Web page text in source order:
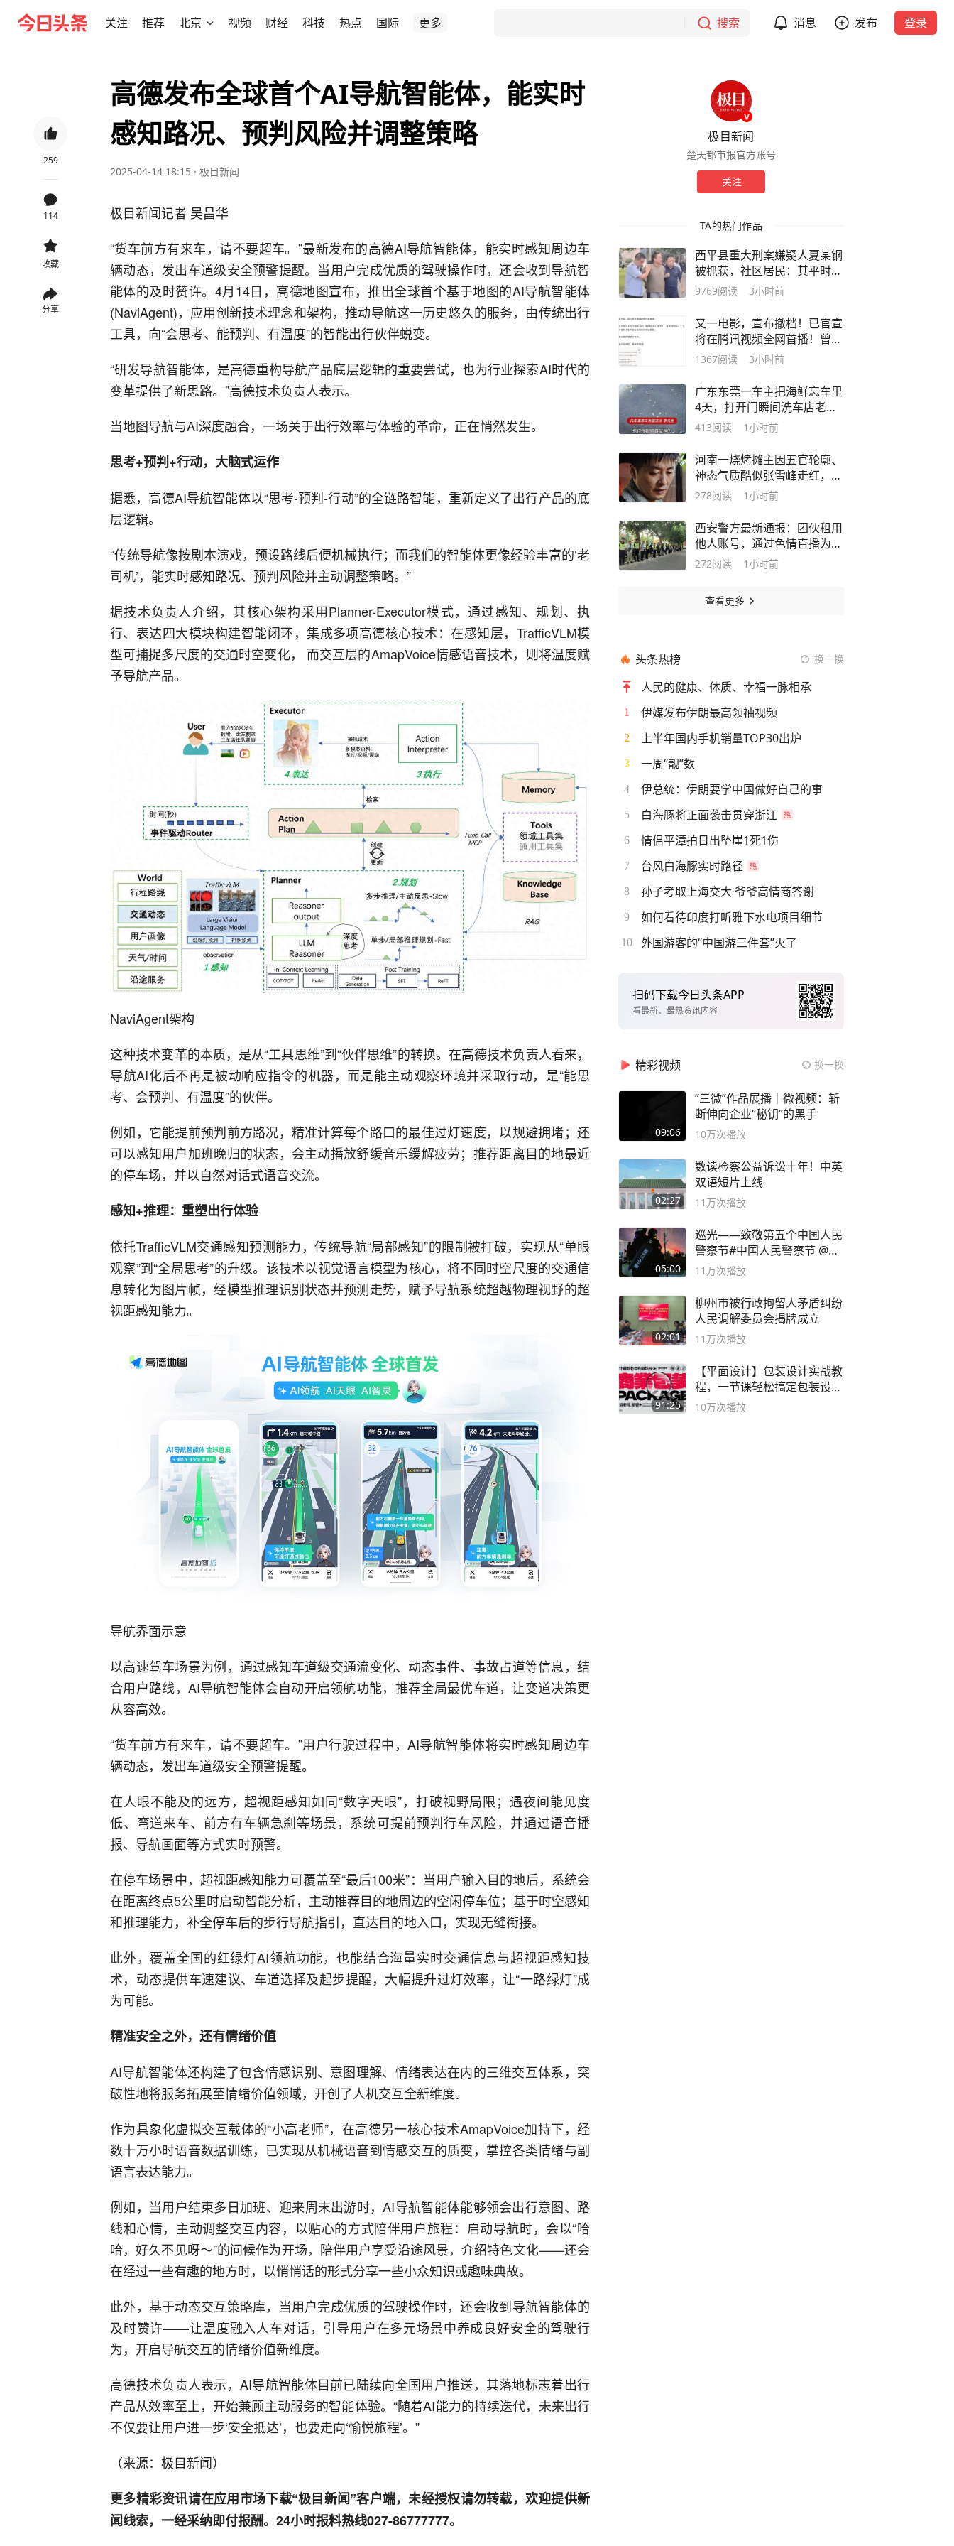
关注 推荐 北京 视频 财经 科技 热点 国际 更多 搜索 消息 发布 登录
259
114
收藏
分享
高德发布全球首个AI导航智能体，能实时
感知路况、预判风险并调整策略
2025-04-14 18:15 · 极目新闻
极目新闻记者 吴昌华
“货车前方有来车，请不要超车。”最新发布的高德AI导航智能体，能实时感知周边车
辆动态，发出车道级安全预警提醒。当用户完成优质的驾驶操作时，还会收到导航智
能体的及时赞许。4月14日，高德地图宣布，推出全球首个基于地图的AI导航智能体
(NaviAgent)，应用创新技术理念和架构，推动导航这一历史悠久的服务，由传统出行
工具，向“会思考、能预判、有温度”的智能出行伙伴蜕变。
“研发导航智能体，是高德重构导航产品底层逻辑的重要尝试，也为行业探索AI时代的
变革提供了新思路。”高德技术负责人表示。
当地图导航与AI深度融合，一场关于出行效率与体验的革命，正在悄然发生。
思考+预判+行动，大脑式运作
据悉，高德AI导航智能体以“思考-预判-行动”的全链路智能，重新定义了出行产品的底
层逻辑。
“传统导航像按剧本演戏，预设路线后便机械执行；而我们的智能体更像经验丰富的‘老
司机’，能实时感知路况、预判风险并主动调整策略。”
据技术负责人介绍，其核心架构采用Planner-Executor模式，通过感知、规划、执
行、表达四大模块构建智能闭环，集成多项高德核心技术：在感知层，TrafficVLM模
型可捕捉多尺度的交通时空变化， 而交互层的AmapVoice情感语音技术，则将温度赋
予导航产品。
NaviAgent架构
这种技术变革的本质，是从“工具思维”到“伙伴思维”的转换。在高德技术负责人看来，
导航AI化后不再是被动响应指令的机器，而是能主动观察环境并采取行动，是“能思
考、会预判、有温度”的伙伴。
例如，它能提前预判前方路况，精准计算每个路口的最佳过灯速度，以规避拥堵；还
可以感知用户加班晚归的状态，会主动播放舒缓音乐缓解疲劳；推荐距离目的地最近
的停车场，并以自然对话式语音交流。
感知+推理：重塑出行体验
依托TrafficVLM交通感知预测能力，传统导航“局部感知”的限制被打破，实现从“单眼
观察”到“全局思考”的升级。该技术以视觉语言模型为核心，将不同时空尺度的交通信
息转化为图片帧，经模型推理识别状态并预测走势，赋予导航系统超越物理视野的超
视距感知能力。
导航界面示意
以高速驾车场景为例，通过感知车道级交通流变化、动态事件、事故占道等信息，结
合用户路线，AI导航智能体会自动开启领航功能，推荐全局最优车道，让变道决策更
从容高效。
“货车前方有来车，请不要超车。”用户行驶过程中，AI导航智能体将实时感知周边车
辆动态，发出车道级安全预警提醒。
在人眼不能及的远方，超视距感知如同“数字天眼”，打破视野局限；遇夜间能见度
低、弯道来车、前方有车辆急刹等场景，系统可提前预判行车风险，并通过语音播
报、导航画面等方式实时预警。
在停车场景中，超视距感知能力可覆盖至“最后100米”：当用户输入目的地后，系统会
在距离终点5公里时启动智能分析，主动推荐目的地周边的空闲停车位；基于时空感知
和推理能力，补全停车后的步行导航指引，直达目的地入口，实现无缝衔接。
此外，覆盖全国的红绿灯AI领航功能，也能结合海量实时交通信息与超视距感知技
术，动态提供车速建议、车道选择及起步提醒，大幅提升过灯效率，让“一路绿灯”成
为可能。
精准安全之外，还有情绪价值
AI导航智能体还构建了包含情感识别、意图理解、情绪表达在内的三维交互体系，突
破性地将服务拓展至情绪价值领域，开创了人机交互全新维度。
作为具象化虚拟交互载体的“小高老师”，在高德另一核心技术AmapVoice加持下，经
数十万小时语音数据训练，已实现从机械语音到情感交互的质变，掌控各类情绪与副
语言表达能力。
例如，当用户结束多日加班、迎来周末出游时，AI导航智能体能够领会出行意图、路
线和心情，主动调整交互内容，以贴心的方式陪伴用户旅程：启动导航时，会以“哈
哈，好久不见呀～”的问候作为开场，陪伴用户享受沿途风景，介绍特色文化——还会
在经过一些有趣的地方时，以悄悄话的形式分享一些小众知识或趣味典故。
此外，基于动态交互策略库，当用户完成优质的驾驶操作时，还会收到导航智能体的
及时赞许——让温度融入人车对话，引导用户在多元场景中养成良好安全的驾驶行
为，开启导航交互的情绪价值新维度。
高德技术负责人表示，AI导航智能体目前已陆续向全国用户推送，其落地标志着出行
产品从效率至上，开始兼顾主动服务的智能体验。“随着AI能力的持续迭代，未来出行
不仅要让用户进一步‘安全抵达’，也要走向‘愉悦旅程’。”
（来源：极目新闻）
更多精彩资讯请在应用市场下载“极目新闻”客户端，未经授权请勿转载，欢迎提供新
闻线索，一经采纳即付报酬。24小时报料热线027-86777777。
极目新闻
楚天都市报官方账号
关注
TA的热门作品
西平县重大刑案嫌疑人夏某钢
被抓获，社区居民：其平时从
事砸墙等杂活，租住在城中村
9769阅读 3小时前
又一电影，宣布撤档！已官宣
将在腾讯视频全网首播！曾获
奥斯卡最佳动画长片，豆瓣评
1367阅读 3小时前
广东东莞一车主把海鲜忘车里
4天，打开门瞬间洗车店老板
崩溃：满车都是蛆，味道熏得
413阅读 1小时前
河南一烧烤摊主因五官轮廓、
神态气质酷似张雪峰走红，二
人同为42岁，家中都有一个女
以后要开一家烤肉店
278阅读 1小时前
西安警方最新通报：团伙租用
他人账号，通过色情直播为电
诈引流，26人现场被抓！
272阅读 1小时前
查看更多
头条热榜 换一换
人民的健康、体质、幸福一脉相承
1 伊媒发布伊朗最高领袖视频
2 上半年国内手机销量TOP30出炉
3 一周“靓”数
4 伊总统：伊朗要学中国做好自己的事
5 白海豚将正面袭击贯穿浙江
6 情侣平潭拍日出坠崖1死1伤
7 台风白海豚实时路径
8 孙子考取上海交大 爷爷高情商答谢
9 如何看待印度打听雅下水电项目细节
10 外国游客的“中国游三件套”火了
扫码下载今日头条APP
看最新、最热资讯内容
精彩视频 换一换
09:06
“三微”作品展播｜微视频：斩
断伸向企业“秘钥”的黑手
10万次播放
02:27
数读检察公益诉讼十年！中英
双语短片上线
11万次播放
05:00
巡光——致敬第五个中国人民
警察节#中国人民警察节 @抖
音小助手
11万次播放
02:01
柳州市被行政拘留人矛盾纠纷
人民调解委员会揭牌成立
11万次播放
91:25
【平面设计】包装设计实战教
程，一节课轻松搞定包装设计
流程！
10万次播放